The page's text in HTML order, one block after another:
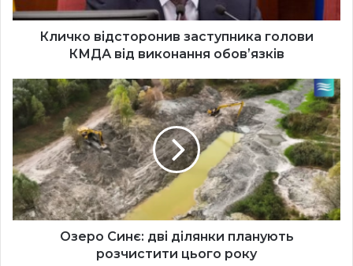
Кличко відсторонив заступника голови
КМДА від виконання обовʼязків
Озеро
Синє:
дві
планують
розчистити
цього
року
Озеро Синє: дві ділянки планують
розчистити цього року